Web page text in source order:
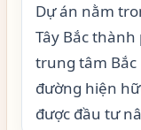
Dự án nằm
Tây Bắc
trung tâm
đường hiện
được đầu tư